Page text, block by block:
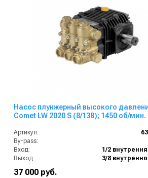
Насос плунжерный высокого
Comet LW 2020 S (8/138); 1450 об/мин.
Артикул:
By-pass:
Вход:
1/2
Выход:
3/8
37 000 руб.